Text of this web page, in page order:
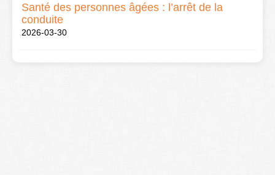
Santé des personnes âgées : l’arrêt de la
conduite
2026-03-30